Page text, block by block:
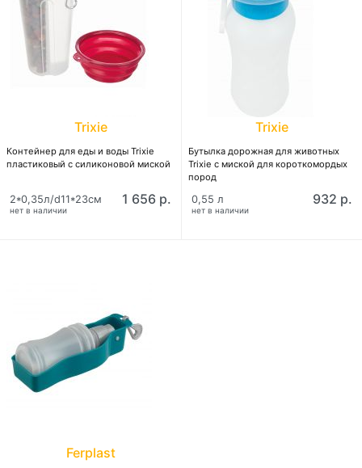
Trixie
Контейнер для еды и воды Trixie
пластиковый с силиконовой миской
нет в наличии
2*0,35л/d11*23см 1 656 р.
Trixie
Бутылка дорожная для животных
Trixie с миской для короткомордых
пород
нет в наличии
0,55 л 932 р.
Ferplast